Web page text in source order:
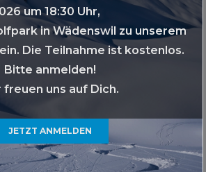
um 18:30 Uhr,
in Wädenswil zu unserem
Die Teilnahme ist kostenlos.
Bitte anmelden!
freuen uns auf Dich.
JETZT ANMELDEN